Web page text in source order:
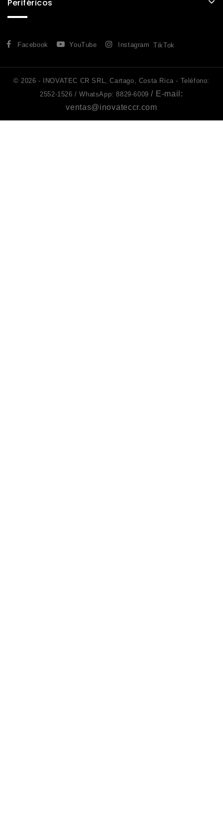
Periféricos
Facebook YouTube Instagram TikTok
© 2026 - INOVATEC CR SRL, Cartago, Costa Rica - Teléfono:
2552-1526 /WhatsApp: 8829-6009 / E-mail:
ventas@inovateccr.com